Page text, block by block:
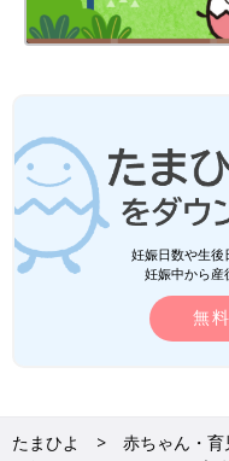
妊娠日数や生後
妊娠中から産
無
たまひよ 赤ちゃん・育